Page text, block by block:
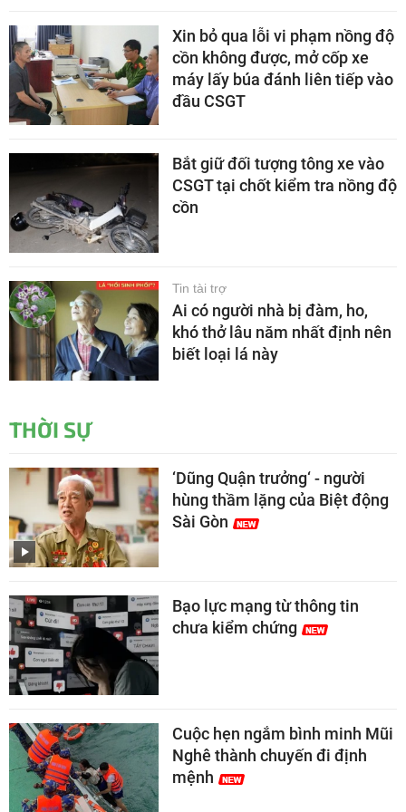
Xin bỏ qua lỗi vi phạm nồng độ
cồn không được, mở cốp xe
máy lấy búa đánh liên tiếp vào
đầu CSGT
Bắt giữ đối tượng tông xe vào
CSGT tại chốt kiểm tra nồng độ
cồn
Tin tài trợ
Ai có người nhà bị đàm, ho,
khó thở lâu năm nhất định nên
biết loại lá này
THỜI SỰ
‘Dũng Quận trưởng‘ - người
hùng thầm lặng của Biệt động
Sài Gòn
Bạo lực mạng từ thông tin
chưa kiểm chứng
Cuộc hẹn ngắm bình minh Mũi
Nghê thành chuyến đi định
mệnh